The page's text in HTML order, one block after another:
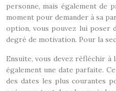
personne, mais également de
moment pour demander à sa
option, vous pouvez lui poser
degré de motivation. Pour la
Ensuite, vous devez réfléchir à
également une date parfaite.
des dates les plus courantes